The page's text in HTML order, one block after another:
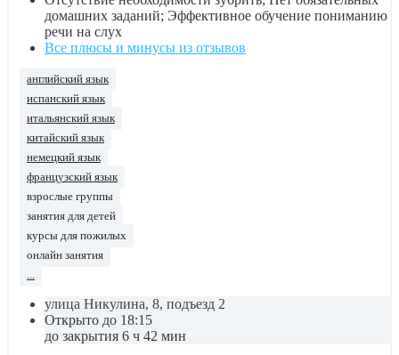
домашних заданий; Эффективное обучение пониманию
речи на слух
Все плюсы и минусы из отзывов
английский язык
испанский язык
итальянский язык
китайский язык
немецкий язык
французский язык
взрослые группы
занятия для детей
курсы для пожилых
онлайн занятия
улица Никулина, 8, подъезд 2
Открыто до 18:15
до закрытия 6 ч 42 мин